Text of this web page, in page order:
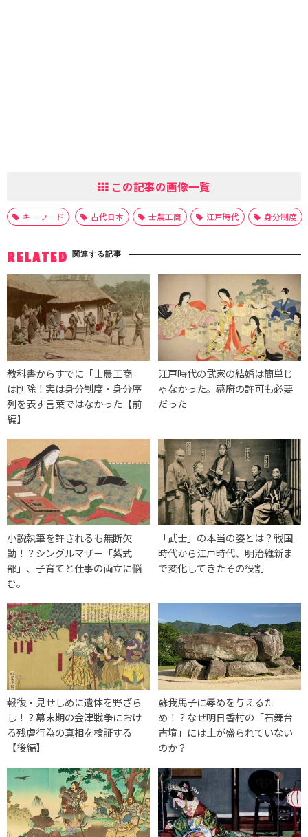
この記事の画像一覧
キーワード 古代日本 士農工商 江戸時代 身分制度
RELATED 関連する記事
教科書からすでに「士農工商」
は削除！実は身分制度・身分序
列を表す言葉ではなかった【前
編】
江戸時代の武家の結婚は簡単じ
ゃなかった。幕府の許可も必要
だった
小説執筆を許されるも無断欠
勤！？シングルマザー「紫式
部」、子育てと仕事の両立に悩
む。
「武士」の本当の姿とは？戦国
時代から江戸時代、明治維新ま
で変化してきたその役割
報復・見せしめに遺体を野ざら
し！？幕末期の会津戦争におけ
る残虐行為の真相を検証する
【後編】
蘇我馬子に辱めを与えるた
め！？なぜ明日香村の「石舞台
古墳」には土が盛られていない
のか？